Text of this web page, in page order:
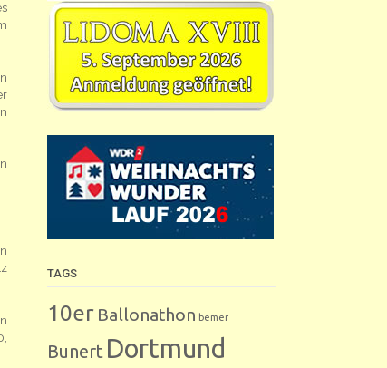
TAGS
10er Ballonathon bemer
Bunert Dortmund